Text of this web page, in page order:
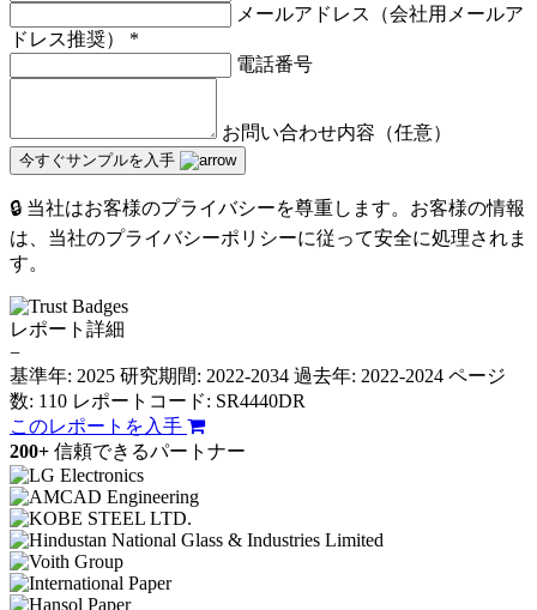
メールアドレス（会社用メールア
ドレス推奨） *
電話番号
お問い合わせ内容（任意）
今すぐサンプルを入手
🔒 当社はお客様のプライバシーを尊重します。お客様の情報
は、当社のプライバシーポリシーに従って安全に処理されま
す。
レポート詳細
−
基準年: 2025 研究期間: 2022-2034 過去年: 2022-2024 ページ
数: 110 レポートコード: SR4440DR
このレポートを入手
200+ 信頼できるパートナー